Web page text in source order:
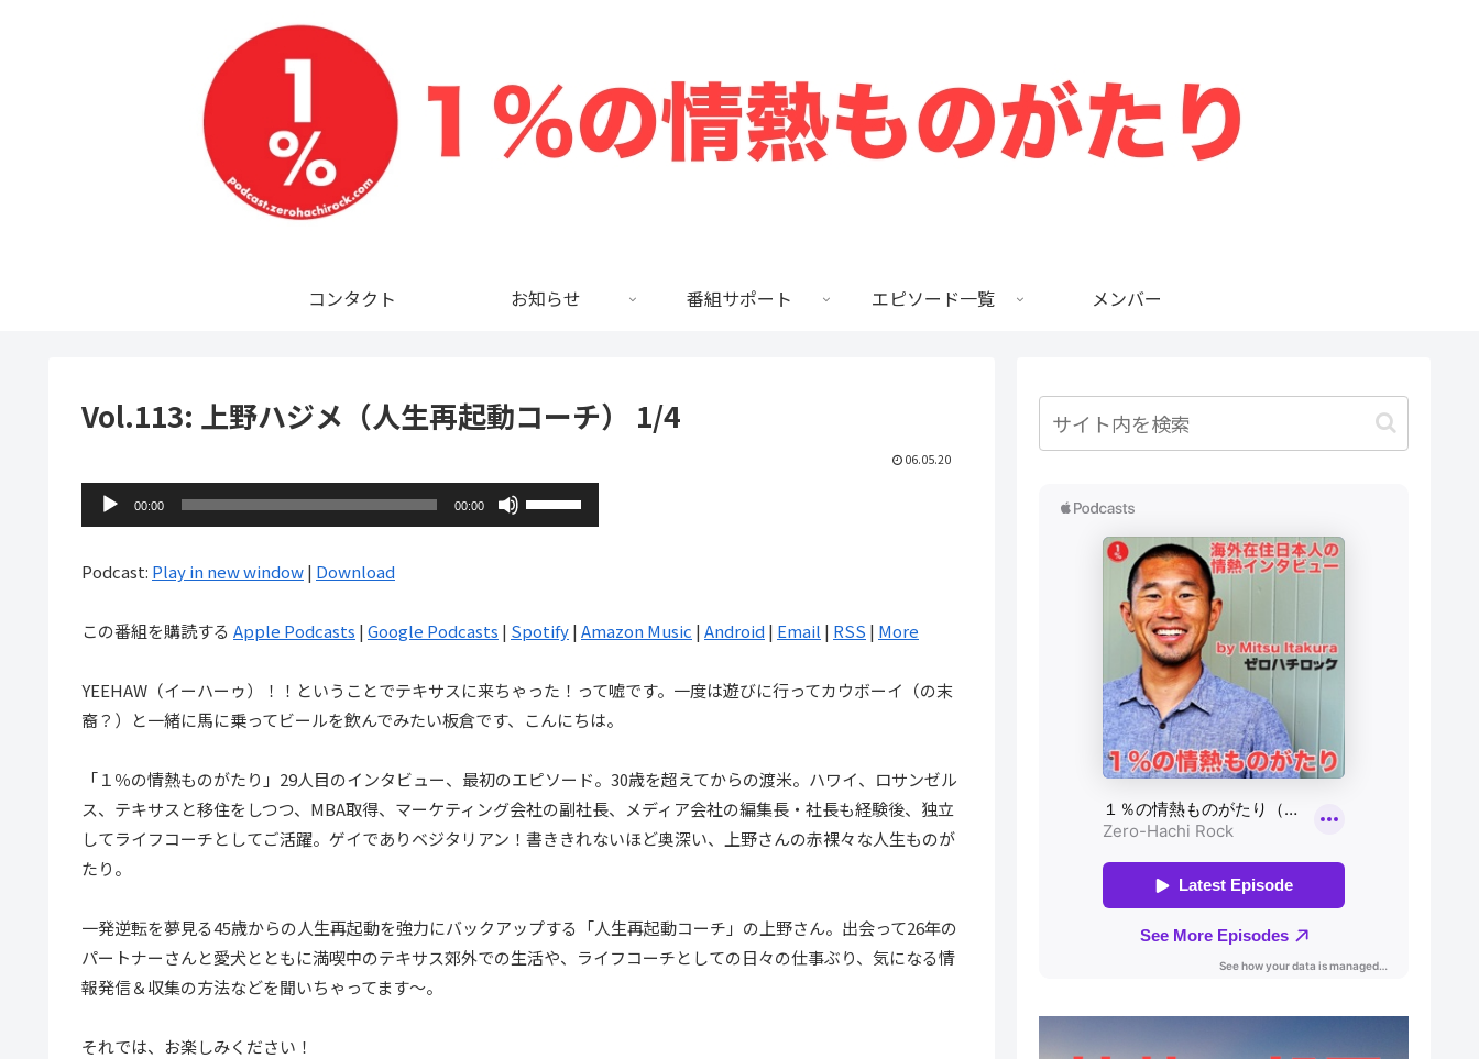
コンタクト お知らせ 番組サポート エピソード一覧 メンバー
Vol.113: 上野ハジメ（人生再起動コーチ） 1/4
06.05.20
声
レ
ヤ
00:00 00:00
ボ
リ
調
は
下
矢
印
を
使
Podcast: Play in new window| Download
この番組を購読する Apple Podcasts | Google Podcasts | Spotify| Amazon Music | Android | Email | RSS | More
YEEHAW（イーハーゥ）！！ということでテキサスに来ちゃった！って嘘です。一度は遊びに行ってカウボーイ（の末
裔？）と一緒に馬に乗ってビールを飲んでみたい板倉です、こんにちは。
「１％の情熱ものがたり」29人目のインタビュー、最初のエピソード。30歳を超えてからの渡米。ハワイ、ロサンゼル
ス、テキサスと移住をしつつ、MBA取得、マーケティング会社の副社長、メディア会社の編集長・社長も経験後、独立
してライフコーチとしてご活躍。ゲイでありベジタリアン！書ききれないほど奥深い、上野さんの赤裸々な人生ものが
たり。
一発逆転を夢見る45歳からの人生再起動を強力にバックアップする「人生再起動コーチ」の上野さん。出会って26年の
パートナーさんと愛犬とともに満喫中のテキサス郊外での生活や、ライフコーチとしての日々の仕事ぶり、気になる情
報発信＆収集の方法などを聞いちゃってます〜。
それでは、お楽しみください！